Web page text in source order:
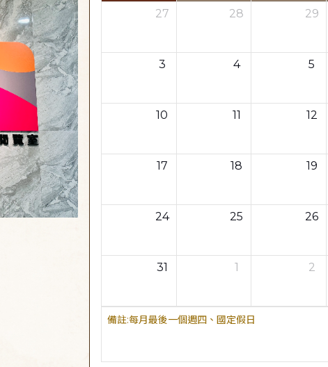
27 28 29
3 4 5
10 11 12
17 18 19
24 25 26
31 1 2
每月最後一個週四、國定假日